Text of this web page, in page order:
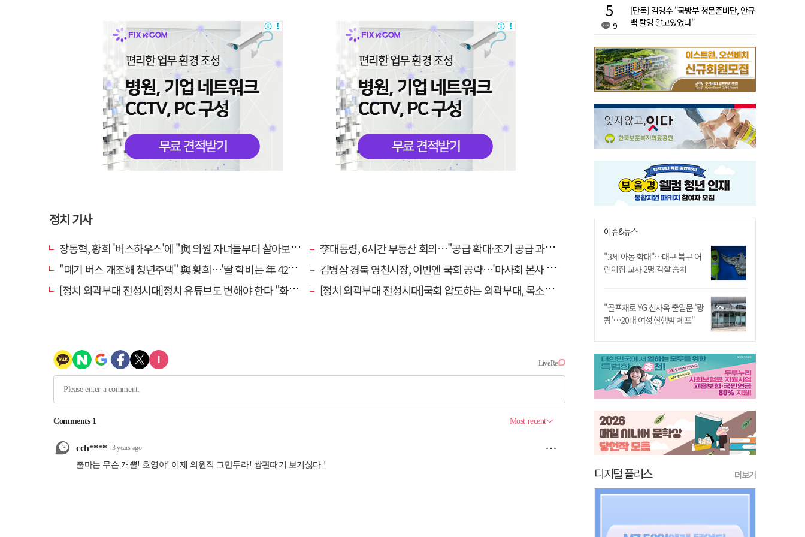
정치 기사
장동혁, 황희 '버스하우스'에 "與 의원 자녀들부터 살아보면 어떨까?"
李대통령, 6시간 부동산 회의…"공급 확대·조기 공급 과감히 실천"
"폐기 버스 개조해 청년주택" 與 황희…'딸 학비는 年 4200만원'
김병삼 경북 영천시장, 이번엔 국회 공략…'마사회 본사 이전·광역교통망 확충' 요청
[정치 외곽부대 전성시대]정치 유튜브도 변해야 한다 "화합과 존중"
[정치 외곽부대 전성시대]국회 압도하는 외곽부대, 목소리 왜 커지나?
9
[단독] 김영수 "국방부 청문준비단, 안규
백 탈영 알고있었다"
이슈&뉴스
"3세 아동 학대"…대구 북구 어
린이집 교사 2명 검찰 송치
"골프채로 YG 신사옥 출입문 '쾅
쾅'…20대 여성 현행범 체포"
디지털 플러스 더보기